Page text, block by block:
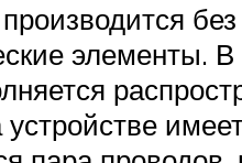
элементы.